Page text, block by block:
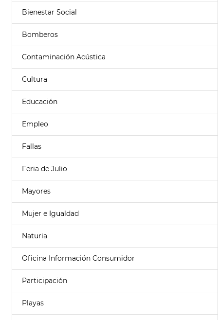
Bienestar Social
Bomberos
Contaminación Acústica
Cultura
Educación
Empleo
Fallas
Feria de Julio
Mayores
Mujer e Igualdad
Naturia
Oficina Información Consumidor
Participación
Playas